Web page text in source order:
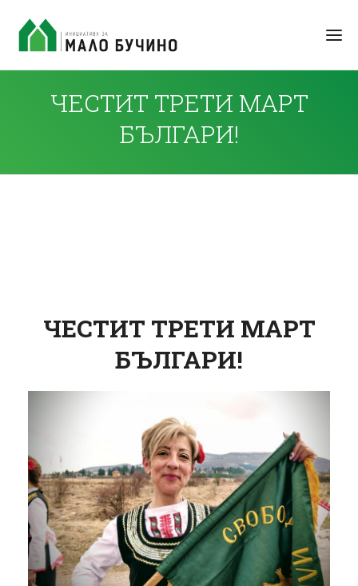
ЧЕСТИТ ТРЕТИ МАРТ
БЪЛГАРИ!
ЧЕСТИТ ТРЕТИ МАРТ
БЪЛГАРИ!